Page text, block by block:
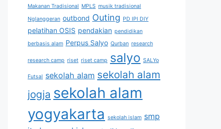
Makanan Tradisional MPLS musik tradisional
Nglanggeran outbond Outing PD IPI DIY
pelatihan OSIS pendakian pendidikan
berbasis alam Perpus Salyo Qurban research
research camp riset riset camp salyo SALYo
Futsal sekolah alam sekolah alam
jogja sekolah alam
yogyakarta sekolah islam smp